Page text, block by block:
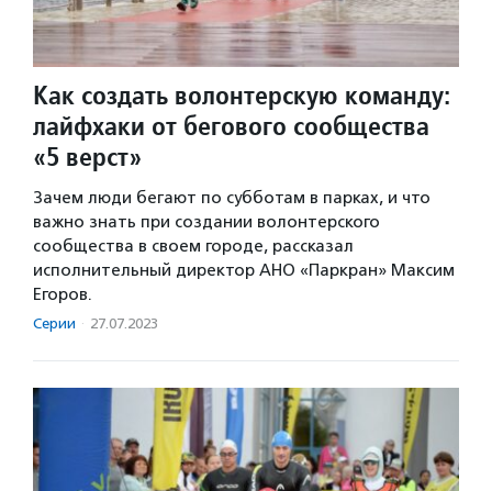
Как создать волонтерскую команду:
лайфхаки от бегового сообщества
«5 верст»
Зачем люди бегают по субботам в парках, и что
важно знать при создании волонтерского
сообщества в своем городе, рассказал
исполнительный директор АНО «Паркран» Максим
Егоров.
Серии · 27.07.2023